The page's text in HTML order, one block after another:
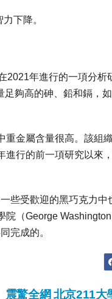
下降。
2021年進行的一項分
夠高的砷、鉛和鎘，
金屬含量很高。該組
行的前一項研究以來
些受歡迎的黑巧克力中
院（George
完成的。
震驚全網 北京211大